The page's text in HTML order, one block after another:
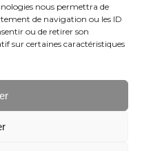
nous permettra de
de navigation ou les ID
ou de retirer son
sur certaines caractéristiques